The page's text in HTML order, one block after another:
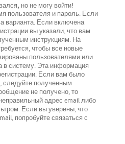
но не могу войти!
пользователя и пароль. Если
варианта. Если включена
вы указали, что вам
инструкциям. На
чтобы все новые
пользователями или
в систему. Эта информация
Если вам было
следуйте полученным
не получено, то
адрес email либо
Если вы уверены, что
попробуйте связаться с